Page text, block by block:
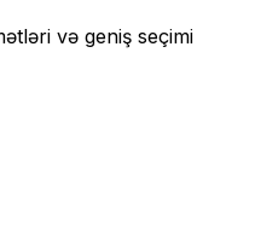
və geniş seçimi